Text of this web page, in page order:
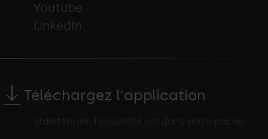
Youtube
LinkedIn
Téléchargez l'application